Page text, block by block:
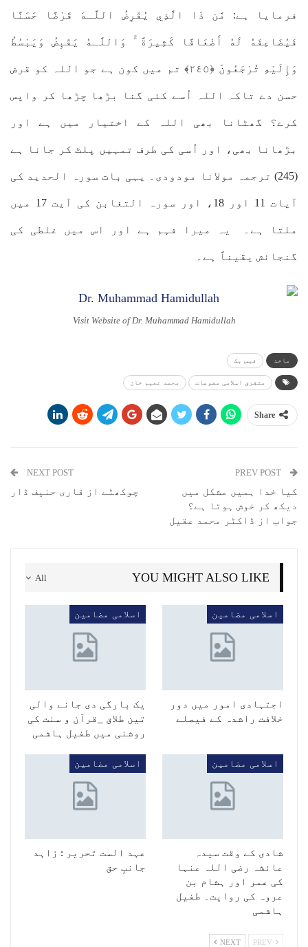
فرمایا ہے: مَّن ذَا الَّذِي يُقْرِضُ اللَّـهَ قَرْضًا حَسَنًا
فَيُضَاعِفَهُ لَهُ أَضْعَافًا كَثِيرَةً ۚ وَاللَّـهُ يَقْبِضُ وَيَبْسُطُ
وَإِلَيْهِ تُرْجَعُونَ ﴿٢٤٥﴾ تم میں کون ہے جو اللہ کو قرض
حسن دے تاکہ اللہ اُسے کئی گنا بڑھا چڑھا کر واپس
کرے؟ گھٹانا بھی اللہ کے اختیار میں ہے اور
بڑھانا بھی، اور اُسی کی طرف تمہیں پلٹ کر جانا ہے
(245) ترجمہ مولانا مودودی۔ یہی بات سورہ الحدید کی
آیات 11 اور 18، اور سورہ التغابن کی آیت 17 میں
ملتا ہے۔ یہ میرا فہم ہے اور اس میں غلطی کی
گنجائش یقیناً ہے۔
Visit Website of Dr. Muhammad Hamidullah
ماخذ فیس بک
متفرق اسلامی مضوعات محمد نعیم خان
Share
کیا خدا ہمیں مشکل میں
دیکھ کر خوش ہوتا ہے؟
جواب از ڈاکٹر محمد عقیل
NEXT POST
چوکھٹے از قاری حنیف ڈار
All YOU MIGHT ALSO LIKE
اسلامی مضامین
اجتہادی امور میں دور
خلافت راشدہ کے فیصلے
اسلامی مضامین
یک بارگی دی جانے والی
تین طلاق _قرآن و سنت کی
روشنی میں طفیل ہاشمی
اسلامی مضامین
شادی کے وقت سیدہ
عائشہ رضی اللہ عنہا
کی عمر اور ہشام بن
عروہ کی روایت۔ طفیل
ہاشمی
اسلامی مضامین
عہد الست تحریر : زاہد
جانبِ حق
NEXT